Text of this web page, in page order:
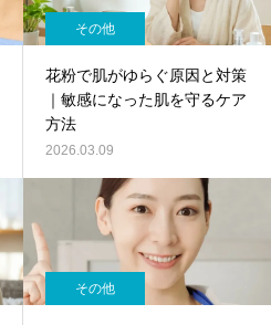
その他
花粉で肌がゆらぐ原因と対策
｜敏感になった肌を守るケア
方法
2026.03.09
その他